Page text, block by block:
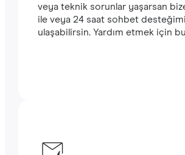
veya teknik sorunlar yaşarsan
ile veya 24 saat sohbet
ulaşabilirsin. Yardım etmek için